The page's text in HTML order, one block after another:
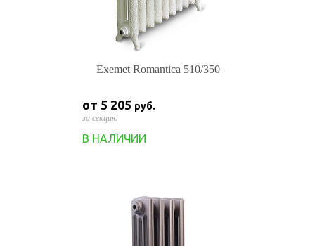
Exemet Romantica 510/350
от 5 205 руб.
за секцию
В НАЛИЧИИ